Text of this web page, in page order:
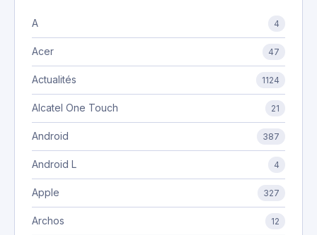
A 4
Acer 47
Actualités 1124
Alcatel One Touch 21
Android 387
Android L 4
Apple 327
Archos 12